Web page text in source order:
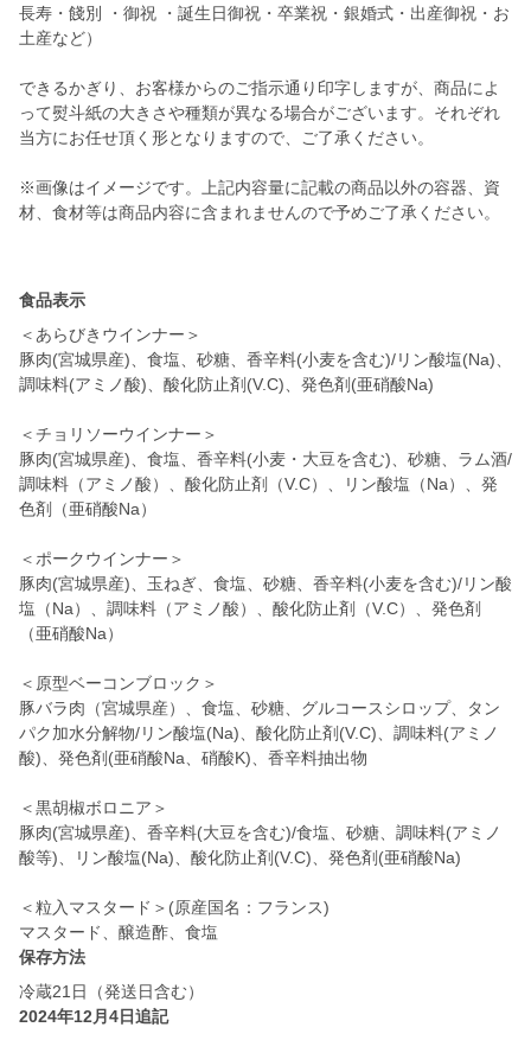
長寿・餞別 ・御祝 ・誕生日御祝・卒業祝・銀婚式・出産御祝・お
土産など）
できるかぎり、お客様からのご指示通り印字しますが、商品によ
って熨斗紙の大きさや種類が異なる場合がございます。それぞれ
当方にお任せ頂く形となりますので、ご了承ください。
※画像はイメージです。上記内容量に記載の商品以外の容器、資
材、食材等は商品内容に含まれませんので予めご了承ください。
食品表示
＜あらびきウインナー＞
豚肉(宮城県産)、食塩、砂糖、香辛料(小麦を含む)/リン酸塩(Na)、
調味料(アミノ酸)、酸化防止剤(V.C)、発色剤(亜硝酸Na)
＜チョリソーウインナー＞
豚肉(宮城県産)、食塩、香辛料(小麦・大豆を含む)、砂糖、ラム酒/
調味料（アミノ酸）、酸化防止剤（V.C）、リン酸塩（Na）、発
色剤（亜硝酸Na）
＜ポークウインナー＞
豚肉(宮城県産)、玉ねぎ、食塩、砂糖、香辛料(小麦を含む)/リン酸
塩（Na）、調味料（アミノ酸）、酸化防止剤（V.C）、発色剤
（亜硝酸Na）
＜原型ベーコンブロック＞
豚バラ肉（宮城県産）、食塩、砂糖、グルコースシロップ、タン
パク加水分解物/リン酸塩(Na)、酸化防止剤(V.C)、調味料(アミノ
酸)、発色剤(亜硝酸Na、硝酸K)、香辛料抽出物
＜黒胡椒ボロニア＞
豚肉(宮城県産)、香辛料(大豆を含む)/食塩、砂糖、調味料(アミノ
酸等)、リン酸塩(Na)、酸化防止剤(V.C)、発色剤(亜硝酸Na)
＜粒入マスタード＞(原産国名：フランス)
マスタード、醸造酢、食塩
保存方法
冷蔵21日（発送日含む）
2024年12月4日追記